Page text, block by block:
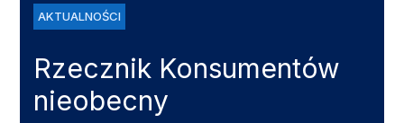
AKTUALNOŚCI
Rzecznik Konsumentów
nieobecny